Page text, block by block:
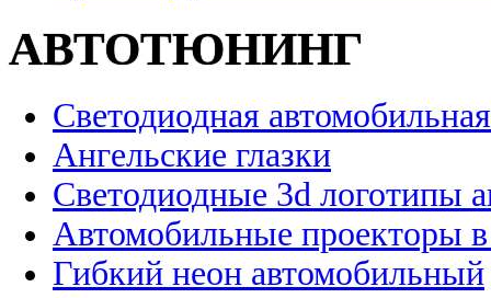
АВТОТЮНИНГ
Светодиодная
Ангельские глазки
Светодиодные 3d логотипы
Автомобильные проекторы
Гибкий неон автомобильный